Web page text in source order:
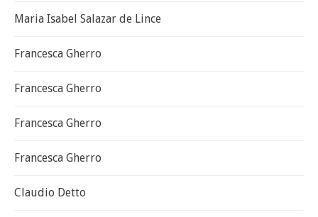
Maria Isabel Salazar de Lince
Francesca Gherro
Francesca Gherro
Francesca Gherro
Francesca Gherro
Claudio Detto